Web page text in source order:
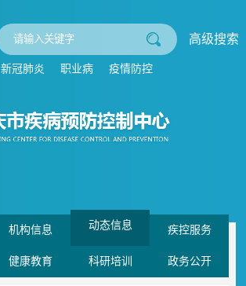
高级搜索
新冠肺炎 职业病 疫情防控
机构信息 动态信息 疾控服务
健康教育 科研培训 政务公开